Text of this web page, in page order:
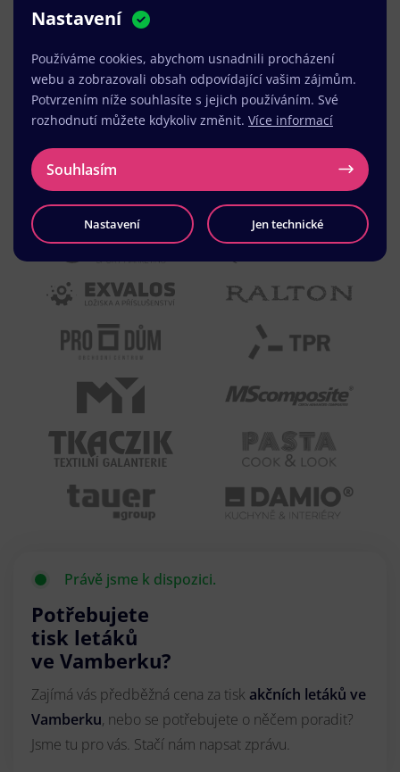
VENART s.r.o.
Právě jsme k dispozici.
Potřebujete
tisk letáků
ve Vamberku?
Zajímá vás předběžná cena za tisk akčních letáků ve
Vamberku, nebo se potřebujete o něčem poradit?
Jsme tu pro vás. Stačí nám napsat zprávu.
Nastavení
Používáme cookies, abychom usnadnili procházení
webu a zobrazovali obsah odpovídající vašim zájmům.
Potvrzením níže souhlasíte s jejich používáním. Své
rozhodnutí můžete kdykoliv změnit. Více informací
Souhlasím
Nastavení Jen technické